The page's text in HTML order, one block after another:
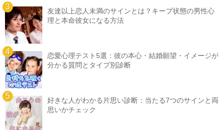
友達以上恋人未満のサインとは？キープ状態の男性心
理と本命彼女になる方法
恋愛心理テスト5選：彼の本心・結婚願望・イメージが
分かる質問とタイプ別診断
好きな人がわかる片思い診断：当たる7つのサインと両
思いかチェック